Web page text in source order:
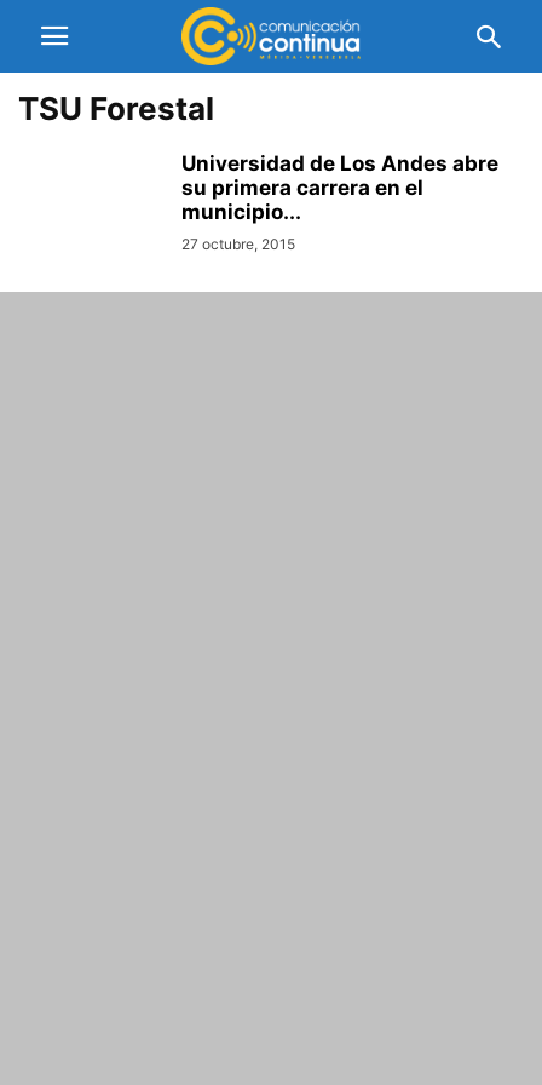
TSU Forestal
Universidad de Los Andes abre
su primera carrera en el
municipio...
27 octubre, 2015